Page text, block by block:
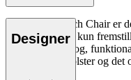
VLA61 Monarch Chair er
blev oprindeligt kun
poetisk formsprog,
mellem blødt polster og
Designer